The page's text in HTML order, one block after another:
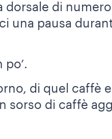
dorsale di
una pausa
di quel caffè
sorso di caffè